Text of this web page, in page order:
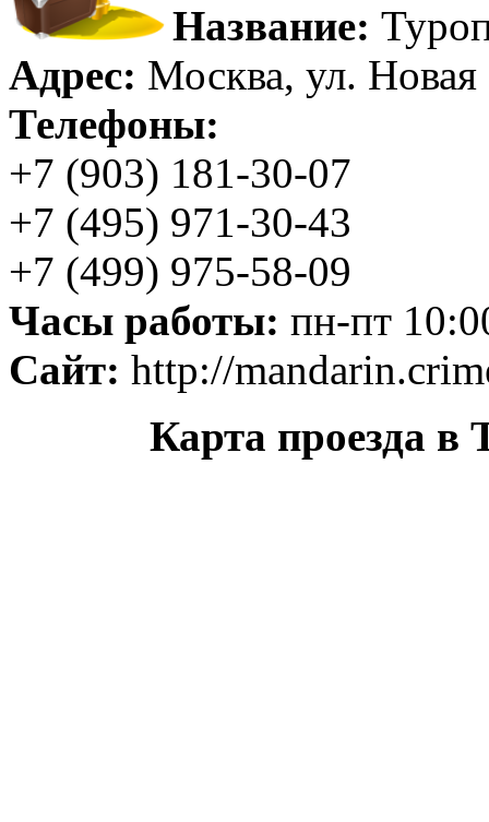
Название:
Адрес: Москва, ул.
Телефоны:
+7 (903) 181-30-07
+7 (495) 971-30-43
+7 (499) 975-58-09
Часы работы: пн-пт
Сайт: http://
Карта проезда в